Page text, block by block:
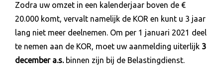
Zodra uw omzet in een kalenderjaar boven de €
20.000 komt, vervalt namelijk de KOR en kunt u 3 jaar
lang niet meer deelnemen. Om per 1 januari 2021 deel
te nemen aan de KOR, moet uw aanmelding uiterlijk 3
december a.s. binnen zijn bij de Belastingdienst.